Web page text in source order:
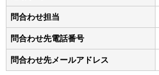
問合わせ担当
問合わせ先電話番号
問合わせ先メールアドレス